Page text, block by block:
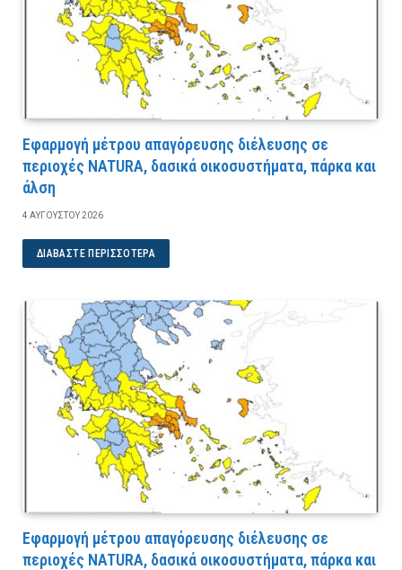
Εφαρμογή μέτρου απαγόρευσης διέλευσης σε
περιοχές NATURA, δασικά οικοσυστήματα, πάρκα και
άλση
4 ΑΥΓΟΎΣΤΟΥ 2026
ΔΙΑΒΆΣΤΕ ΠΕΡΙΣΣΌΤΕΡΑ
Εφαρμογή μέτρου απαγόρευσης διέλευσης σε
περιοχές NATURA, δασικά οικοσυστήματα, πάρκα και